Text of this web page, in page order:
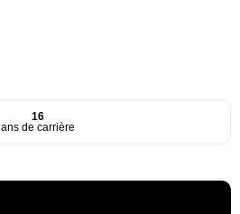
16
ans de carrière